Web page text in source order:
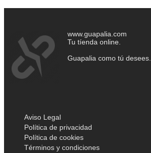
www.guapalia.com
Tu tíenda online.
Guapalia como tú desees.
Aviso Legal
Política de privacidad
Política de cookies
Términos y condiciones